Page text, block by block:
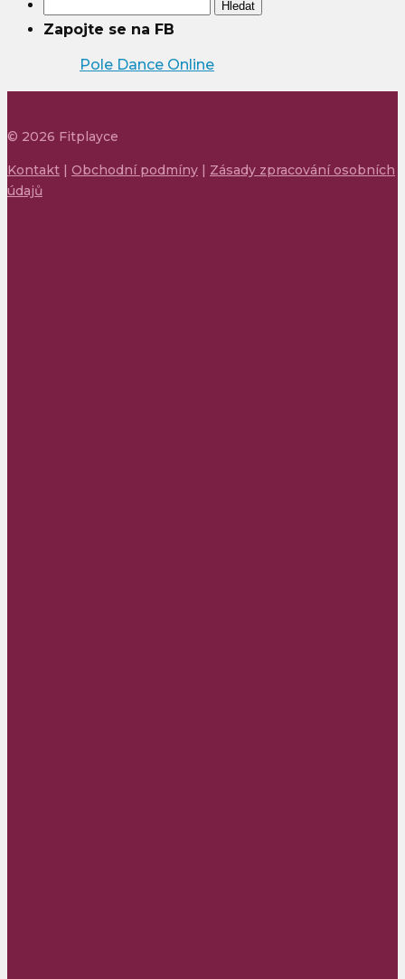
Zapojte se na FB
Pole Dance Online
© 2026 Fitplayce
Kontakt | Obchodní podmíny | Zásady zpracování osobních
údajů